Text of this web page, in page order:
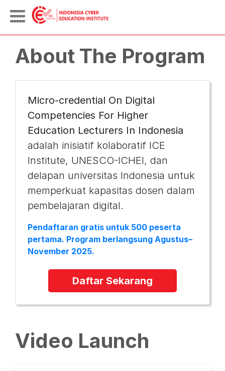
About The Program
Micro-credential On Digital
Competencies For Higher
Education Lecturers In Indonesia
adalah inisiatif kolaboratif ICE
Institute, UNESCO-ICHEI, dan
delapan universitas Indonesia untuk
memperkuat kapasitas dosen dalam
pembelajaran digital.
Pendaftaran gratis untuk 500 peserta
pertama. Program berlangsung Agustus–
November 2025.
Daftar Sekarang
Video Launch